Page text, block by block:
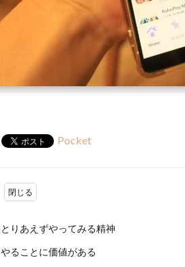
Pocket
とりあえずやってみる精神
やることに価値がある